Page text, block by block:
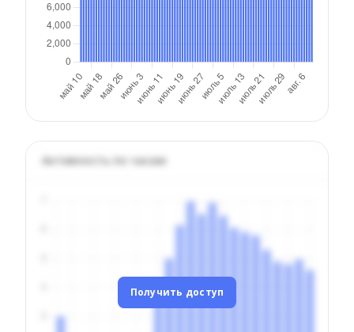
Активность по часам
Получить доступ